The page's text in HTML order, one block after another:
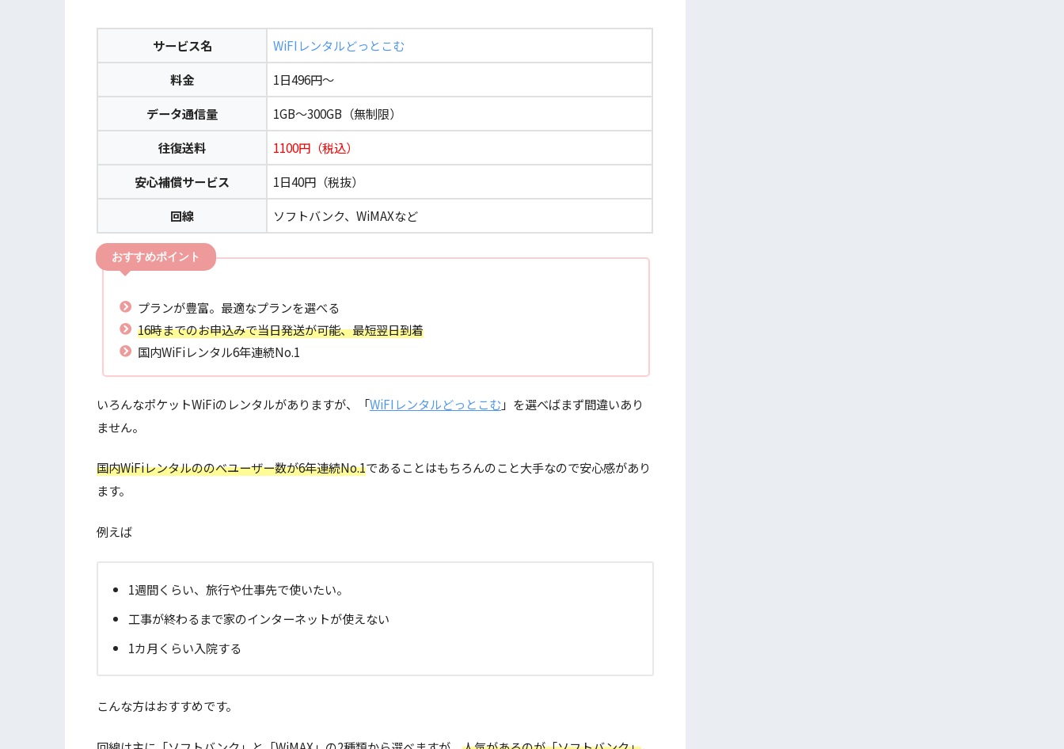
サービス名
WiFIレンタルどっとこむ
料金
1日496円～
データ通信量
1GB～300GB（無制限）
往復送料
1100円（税込）
安心補償サービス
1日40円（税抜）
回線
ソフトバンク、WiMAXなど
おすすめポイント
プランが豊富。最適なプランを選べる
16時までのお申込みで当日発送が可能、最短翌日到着
国内WiFiレンタル6年連続No.1
いろんなポケットWiFiのレンタルがありますが、「WiFIレンタルどっとこむ」を選べばまず間違いあり
ません。
国内WiFiレンタルののべユーザー数が6年連続No.1であることはもちろんのこと大手なので安心感があり
ます。
例えば
1週間くらい、旅行や仕事先で使いたい。
工事が終わるまで家のインターネットが使えない
1カ月くらい入院する
こんな方はおすすめです。